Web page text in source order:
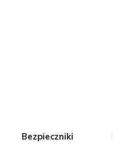
Bezpieczniki